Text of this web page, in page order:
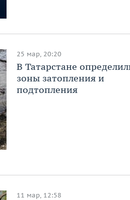
25 мар, 20:20
В Татарстане
зоны затопления и
подтопления
11 мар, 12:58